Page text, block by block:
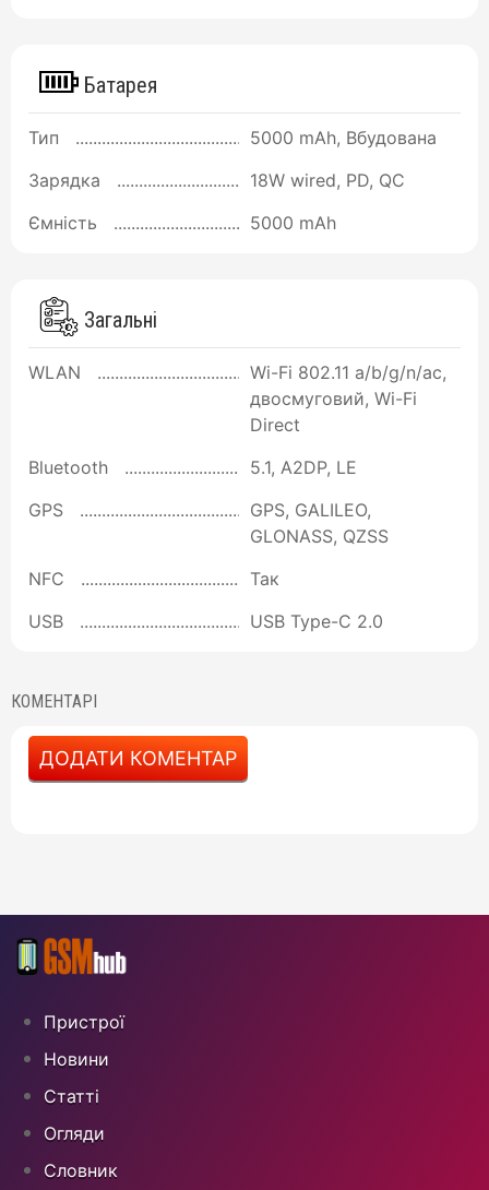
Батарея
Тип
5000 mAh, Вбудована
Зарядка
18W wired, PD, QC
Ємність
5000 mAh
Загальні
WLAN
Wi-Fi 802.11 a/b/g/n/ac,
двосмуговий, Wi-Fi
Direct
Bluetooth
5.1, A2DP, LE
GPS
GPS, GALILEO,
GLONASS, QZSS
NFC
Так
USB
USB Type-C 2.0
КОМЕНТАРІ
ДОДАТИ КОМЕНТАР
Пристрої
Новини
Статті
Огляди
Cловник